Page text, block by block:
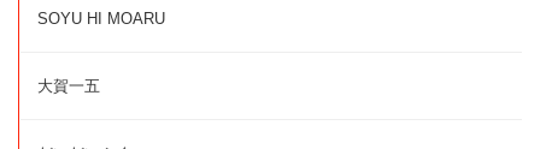
SOYU HI MOARU
大賀一五